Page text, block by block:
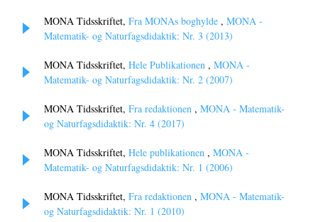
MONA Tidsskriftet, Fra MONAs boghylde , MONA -
Matematik- og Naturfagsdidaktik: Nr. 3 (2013)
MONA Tidsskriftet, Hele Publikationen , MONA -
Matematik- og Naturfagsdidaktik: Nr. 2 (2007)
MONA Tidsskriftet, Fra redaktionen , MONA - Matematik-
og Naturfagsdidaktik: Nr. 4 (2017)
MONA Tidsskriftet, Hele publikationen , MONA -
Matematik- og Naturfagsdidaktik: Nr. 1 (2006)
MONA Tidsskriftet, Fra redaktionen , MONA - Matematik-
og Naturfagsdidaktik: Nr. 1 (2010)